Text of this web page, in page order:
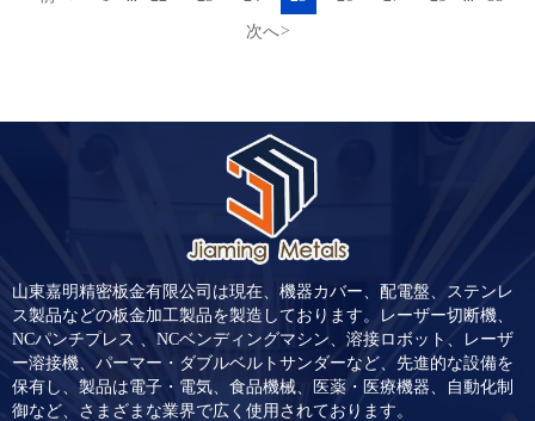
次へ>
山東嘉明精密板金有限公司は現在、機器カバー、配電盤、ステンレ
ス製品などの板金加工製品を製造しております。レーザー切断機、
NCパンチプレス 、NCベンディングマシン、溶接ロボット、レーザ
ー溶接機、パーマー・ダブルベルトサンダーなど、先進的な設備を
保有し、製品は電子・電気、食品機械、医薬・医療機器、自動化制
御など、さまざまな業界で広く使用されております。